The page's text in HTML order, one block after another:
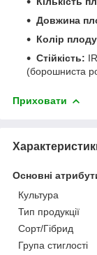
Довжина
Колір
Стійкість:
(борошниста
Приховати
Основні
Культура
Тип продукції
Сорт/Гібрид
Група стиглості